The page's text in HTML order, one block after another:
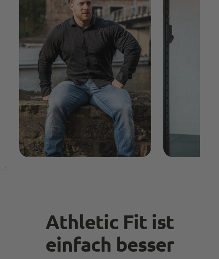
Athletic Fit ist
einfach besser